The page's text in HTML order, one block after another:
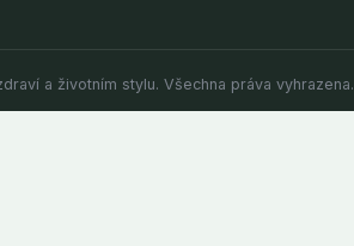
a životním stylu. Všechna práva vyhrazena.